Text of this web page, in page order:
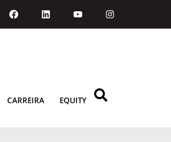
CARREIRA EQUITY